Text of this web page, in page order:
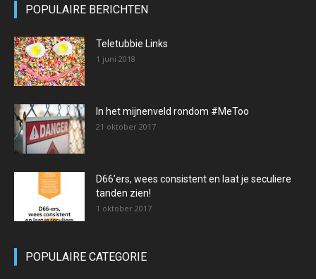
POPULAIRE BERICHTEN
Teletubbie Links
1 juni 2018
In het mijnenveld rondom #MeToo
21 oktober 2017
D66’ers, wees consistent en laat je seculiere
tanden zien!
1 oktober 2017
POPULAIRE CATEGORIE